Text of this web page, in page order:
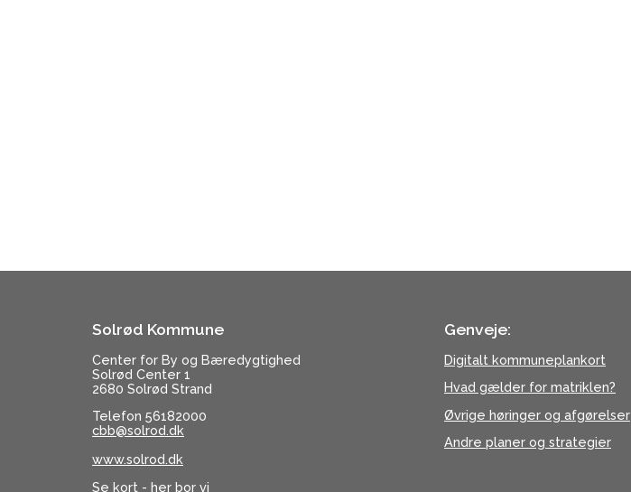
Solrød Kommune
Center for By og Bæredygtighed
Solrød Center 1
2680 Solrød Strand
Telefon 56182000
cbb@solrod.dk
www.solrod.dk
Se kort - her bor vi
Genveje:
Digitalt kommuneplankort
Hvad gælder for matriklen?
Øvrige høringer og afgørelser
Andre planer og strategier